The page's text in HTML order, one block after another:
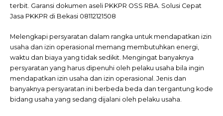
terbit. Garansi dokumen aseli PKKPR OSS RBA. Solusi Cepat
Jasa PKKPR di Bekasi 08112121508
Melengkapi persyaratan dalam rangka untuk mendapatkan izin
usaha dan izin operasional memang membutuhkan energi,
waktu dan biaya yang tidak sedikit. Mengingat banyaknya
persyaratan yang harus dipenuhi oleh pelaku usaha bila ingin
mendapatkan izin usaha dan izin operasional. Jenis dan
banyaknya persyaratan ini berbeda beda dan tergantung kode
bidang usaha yang sedang dijalani oleh pelaku usaha.